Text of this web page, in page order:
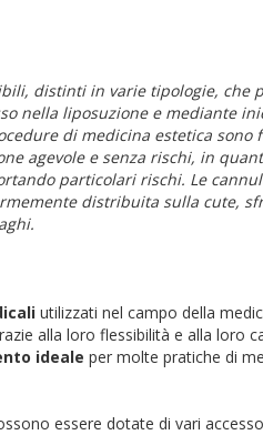
distinti in varie tipologie, che
nella liposuzione e mediante
di medicina estetica sono
agevole e senza rischi, in
particolari rischi. Le
distribuita sulla cute,
utilizzati nel campo della
alla loro flessibilità e alla loro
ideale per molte pratiche di
essere dotate di vari